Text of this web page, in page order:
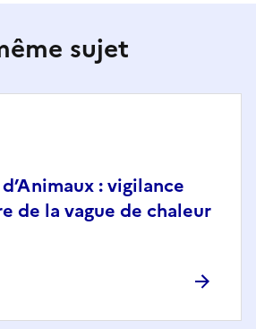
sujet
: vigilance
de la vague de chaleur